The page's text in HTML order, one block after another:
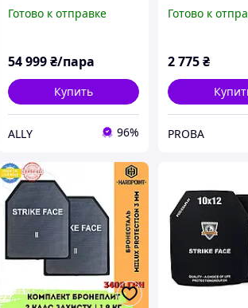
класса весом 2,9 кг
Готово к отправке
54 999₴/пара
Купить
ALLY 96%
Готово к
2 775₴
PROBA